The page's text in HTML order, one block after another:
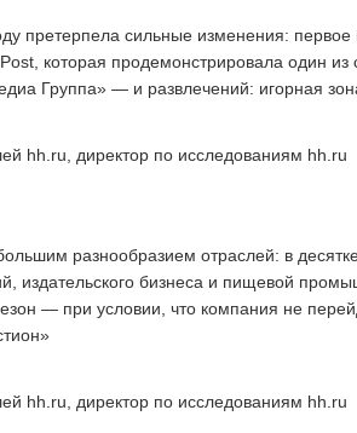
претерпела сильные изменения:
которая продемонстрировала один
Группа» — и развлечений: игорная
hh.ru, директор по исследованиям hh.ru
разнообразием отраслей: в
издательского бизнеса и пищевой
— при условии, что компания не
hh.ru, директор по исследованиям hh.ru